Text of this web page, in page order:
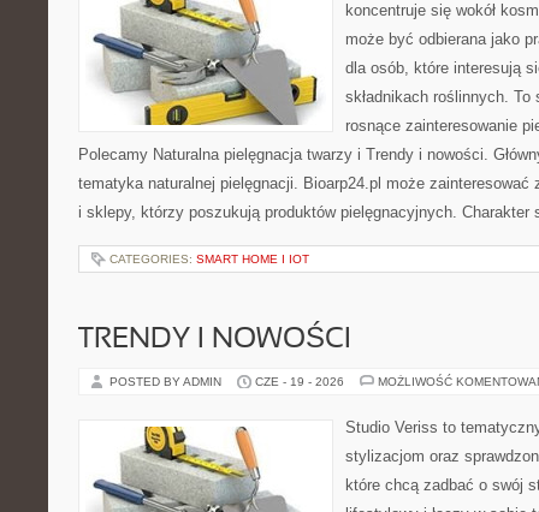
koncentruje się wokół
może być odbierana jako
dla osób, które interesują
składnikach roślinnych.
rosnące zainteresowanie
Polecamy Naturalna pielęgnacja twarzy i Trendy i nowości.
tematyka naturalnej pielęgnacji. Bioarp24.pl może zainteresować
i sklepy, którzy poszukują produktów pielęgnacyjnych.
CATEGORIES: SMART HOME I IOT
TRENDY I NOWOŚCI
POSTED BY ADMIN CZE - 19 - 2026 MOŻLIWOŚĆ
Studio Veriss to
stylizacjom oraz
które chcą zadbać o swój